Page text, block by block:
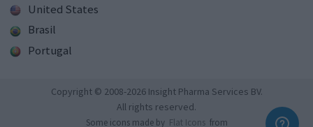
United States
Brasil
Portugal
Copyright © 2008-2026 Insight Pharma Services BV.
All rights reserved.
Some icons made by Flat Icons from